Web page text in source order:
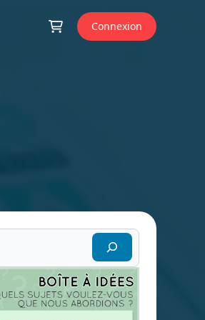
Connexion